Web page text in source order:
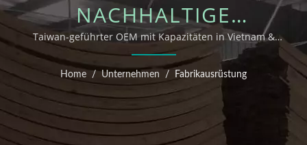
NACHHALTIGE
OUTDOOR-MÖBEL FÜR
EINZELHANDEL &
GASTGEWERBE –
WOODEVER
Taiwan-geführter OEM mit Kapazitäten in Vietnam &
China – WOODEVER
Home / Unternehmen / Fabrikausrüstung